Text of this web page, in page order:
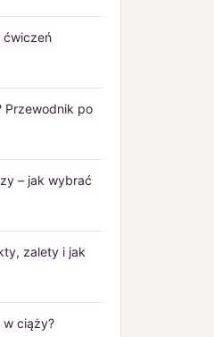
ćwiczeń
Przewodnik po
– jak wybrać
zalety i jak
ciąży?